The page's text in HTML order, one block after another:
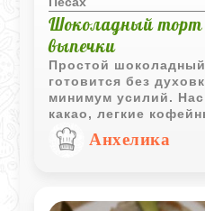
Шоколадный
выпечки
Простой
готовится без
минимум усилий.
какао, легкие
бренди делают этот
вариантом для
Анхелика